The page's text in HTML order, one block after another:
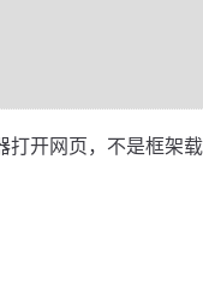
打开网页，不是框架